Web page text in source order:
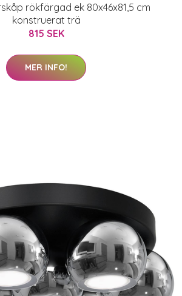
rökfärgad ek 80x46x81,5 cm
konstruerat trä
815 SEK
MER INFO!